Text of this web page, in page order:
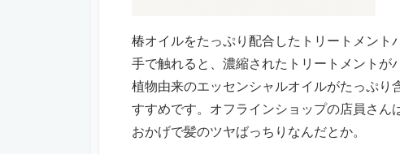
椿オイルをたっぷり配合したトリートメン
手で触れると、濃縮されたトリートメントが
植物由来のエッセンシャルオイルがたっぷ
すすめです。オフラインショップの店員さ
おかげで髪のツヤばっちりなんだとか。